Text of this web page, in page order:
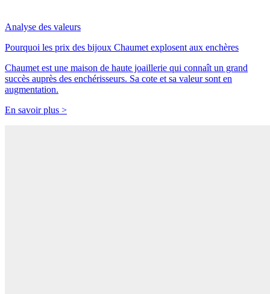
Analyse des valeurs
Pourquoi les prix des bijoux Chaumet explosent aux enchères
Chaumet est une maison de haute joaillerie qui connaît un grand
succès auprès des enchérisseurs. Sa cote et sa valeur sont en
augmentation.
En savoir plus >